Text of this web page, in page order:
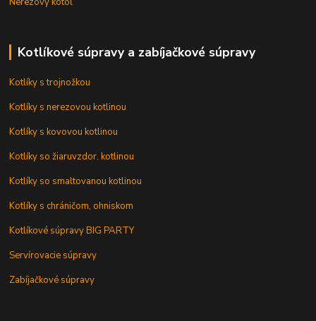
Kotlíkové súpravy a zabíjačkové súpravy
Kotlíky s trojnožkou
Kotlíky s nerezovou kotlinou
Kotlíky s kovovou kotlinou
Kotlíky so žiaruvzdor. kotlinou
Kotlíky so smaltovanou kotlinou
Kotlíky s chráničom, ohniskom
Kotlíkové súpravy BIG PARTY
Servírovacie súpravy
Zabíjačkové súpravy